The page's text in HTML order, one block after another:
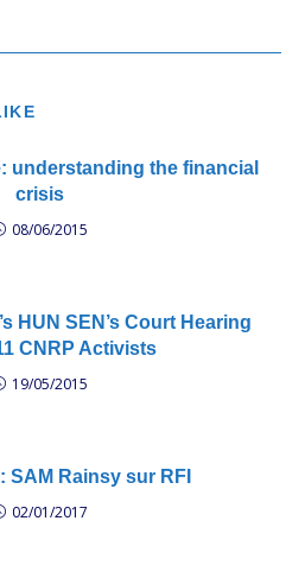
understanding the financial
crisis
08/06/2015
HUN SEN’s Court Hearing
CNRP Activists
19/05/2015
SAM Rainsy sur RFI
02/01/2017